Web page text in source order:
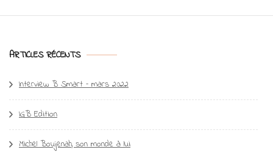
ARTICLES RÉCENTS
Interview B Smart – mars 2022
IGB Edition
Michel Boujenah, son monde à lui